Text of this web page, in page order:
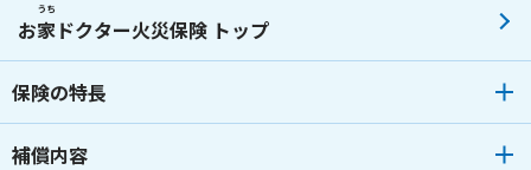
お家
うち
ドクター火災保険 トップ
保険の特長
補償内容